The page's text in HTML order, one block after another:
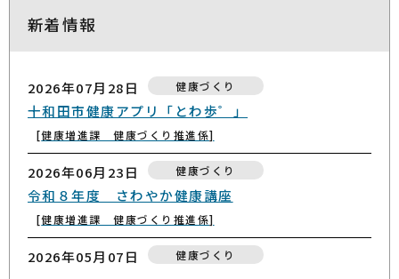
新着情報
2026年07月28日 健康づくり
十和田市健康アプリ「とわ歩゜」
健康増進課 健康づくり推進係
2026年06月23日 健康づくり
令和８年度 さわやか健康講座
健康増進課 健康づくり推進係
2026年05月07日 健康づくり